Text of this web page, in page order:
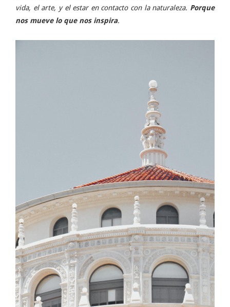
vida, el arte, y el estar en contacto con la naturaleza. Porque
nos mueve lo que nos inspira.